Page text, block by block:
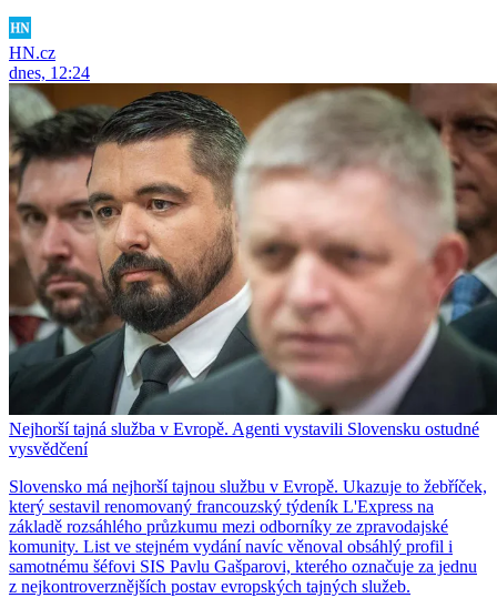
HN.cz
dnes, 12:24
Nejhorší tajná služba v Evropě. Agenti vystavili Slovensku ostudné
vysvědčení
Slovensko má nejhorší tajnou službu v Evropě. Ukazuje to žebříček,
který sestavil renomovaný francouzský týdeník L'Express na
základě rozsáhlého průzkumu mezi odborníky ze zpravodajské
komunity. List ve stejném vydání navíc věnoval obsáhlý profil i
samotnému šéfovi SIS Pavlu Gašparovi, kterého označuje za jednu
z nejkontroverznějších postav evropských tajných služeb.